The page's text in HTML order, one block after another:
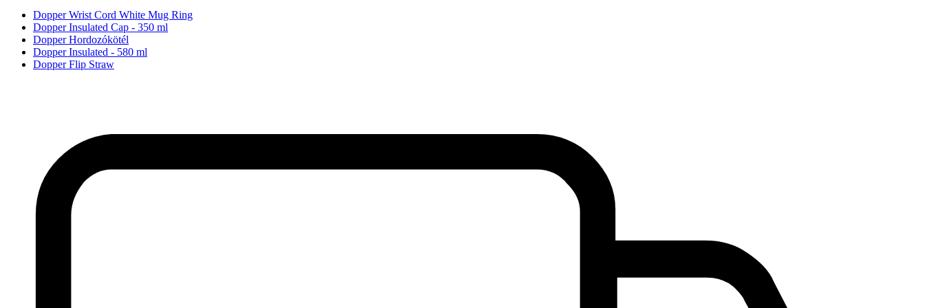
Dopper Wrist Cord White Mug Ring
Dopper Insulated Cap - 350 ml
Dopper Hordozókötél
Dopper Insulated - 580 ml
Dopper Flip Straw